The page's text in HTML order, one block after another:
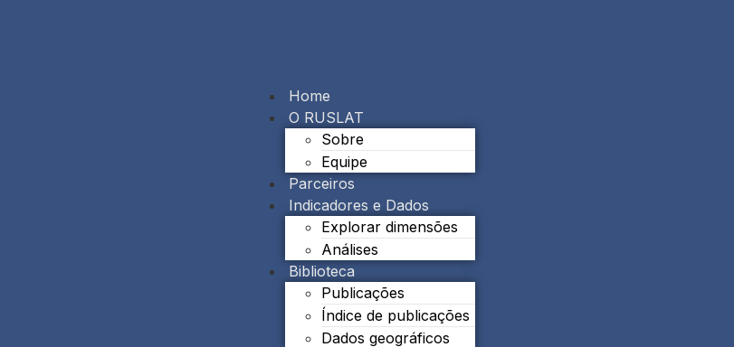
Home
O RUSLAT
Sobre
Equipe
Parceiros
Indicadores e Dados
Explorar dimensões
Análises
Biblioteca
Publicações
Índice de publicações
Dados geográficos